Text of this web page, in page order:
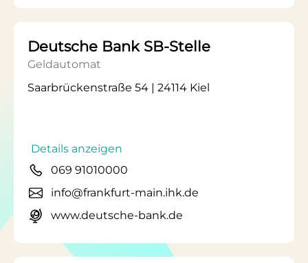
Deutsche Bank SB-Stelle
Geldautomat
Saarbrückenstraße 54 | 24114 Kiel
Details anzeigen
069 91010000
info@frankfurt-main.ihk.de
www.deutsche-bank.de